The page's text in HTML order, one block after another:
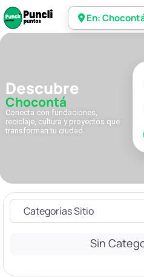
En:
Descubre
Chocontá
Conecta con fundaciones,
reciclaje, cultura y proyectos que
transforman tu ciudad.
Sin